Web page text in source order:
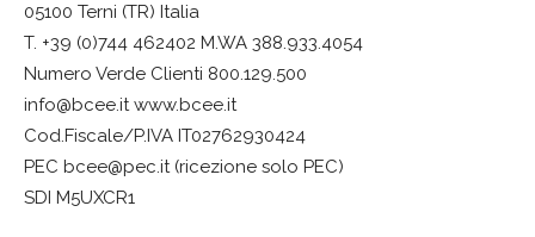
05100 Terni (TR) Italia
T. +39 (0)744 462402 M.WA 388.933.4054
Numero Verde Clienti 800.129.500
info@bcee.it www.bcee.it
Cod.Fiscale/P.IVA IT02762930424
PEC bcee@pec.it (ricezione solo PEC)
SDI M5UXCR1